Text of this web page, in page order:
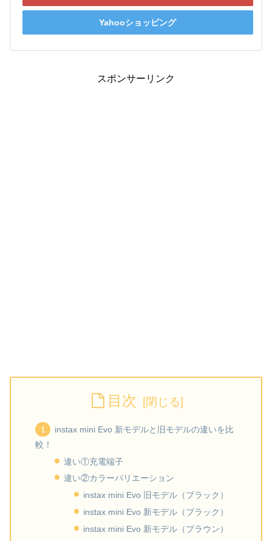
Yahooショッピング
スポンサーリンク
目次
instax mini Evo 新モデルと旧モデルの違いを比
較！
違い①充電端子
違い②カラーバリエーション
instax mini Evo 旧モデル（ブラック）
instax mini Evo 新モデル（ブラック）
instax mini Evo 新モデル（ブラウン）